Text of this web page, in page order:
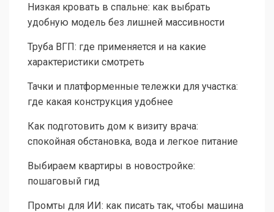
Низкая кровать в спальне: как выбрать
удобную модель без лишней массивности
Труба ВГП: где применяется и на какие
характеристики смотреть
Тачки и платформенные тележки для участка:
где какая конструкция удобнее
Как подготовить дом к визиту врача:
спокойная обстановка, вода и легкое питание
Выбираем квартиры в новостройке:
пошаговый гид
Промты для ИИ: как писать так, чтобы машина